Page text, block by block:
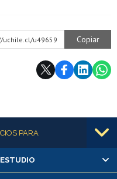
uchile.cl/u49659 Copiar
PARA
os